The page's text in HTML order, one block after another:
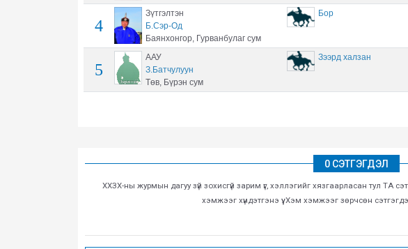
4
Зүтгэлтэн
Б.Сэр-Од
Баянхонгор, Гурванбулаг сум
Бор
5
ААУ
З.Батчулуун
Төв, Бүрэн сум
Зээрд халзан
0 СЭТГЭГДЭЛ
ХХЗХ-ны журмын дагуу зүй зохисгүй зарим үг, хэллэгийг хязгаарласан тул ТА
хэмжээг хүндэтгэнэ үү. Хэм хэмжээг зөрчсөн